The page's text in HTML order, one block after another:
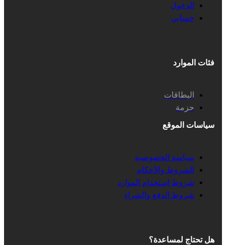
الدخول
حسابي
فئات الموارد
البطاقات
حزمة
سياسات الموقع
سياسة الخصوصية
الشروط والأحكام
شروط استخدام الموارد
شروط الدفع والشراء
هل تحتاج لمساعدة؟